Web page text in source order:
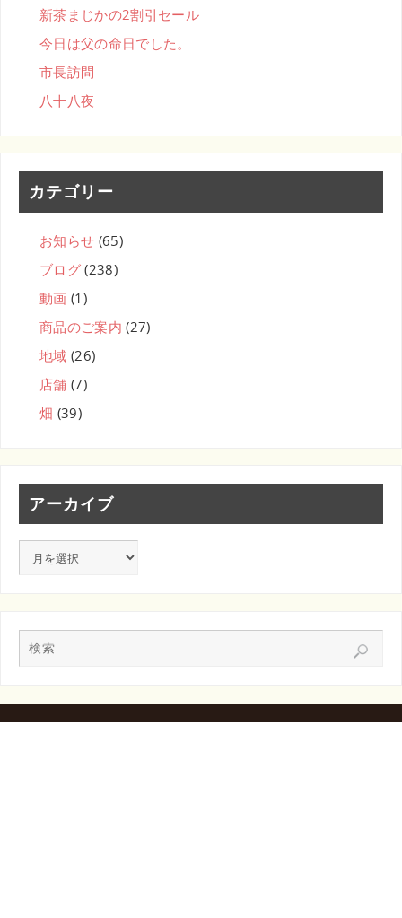
新茶まじかの2割引セール
今日は父の命日でした。
市長訪問
八十八夜
カテゴリー
お知らせ (65)
ブログ(238)
動画 (1)
商品のご案内 (27)
地域 (26)
店舗 (7)
畑 (39)
アーカイブ